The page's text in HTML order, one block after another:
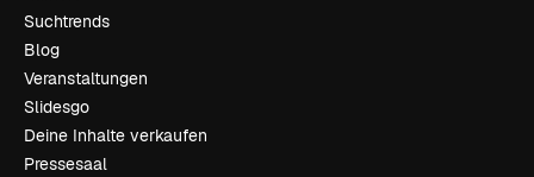
Suchtrends
Blog
Veranstaltungen
Slidesgo
Deine Inhalte verkaufen
Pressesaal